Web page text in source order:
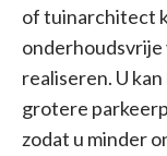
of tuinarchitect
onderhoudsvrije
realiseren. U
grotere
zodat u minder